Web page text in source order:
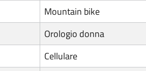
Mountain bike
Orologio donna
Cellulare